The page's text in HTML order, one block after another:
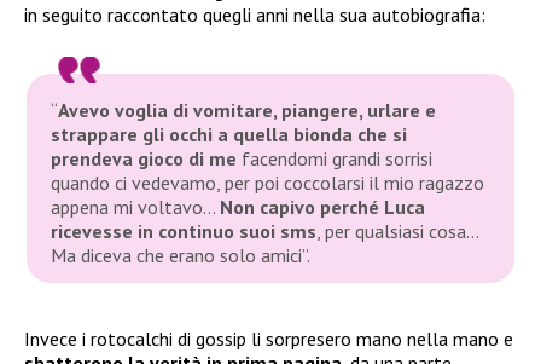
in seguito raccontato quegli anni nella sua autobiografia:
“Avevo voglia di vomitare, piangere, urlare e
strappare gli occhi a quella bionda che si
prendeva gioco di me facendomi grandi sorrisi
quando ci vedevamo, per poi coccolarsi il mio ragazzo
appena mi voltavo… Non capivo perché Luca
ricevesse in continuo suoi sms, per qualsiasi cosa…
Ma diceva che erano solo amici”.
Invece i rotocalchi di gossip li sorpresero mano nella mano e